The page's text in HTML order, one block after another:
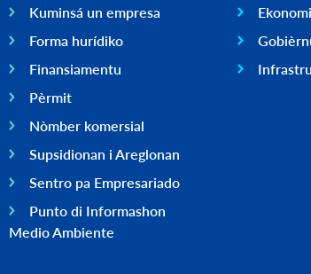
Kuminsá un empresa
Forma hurídiko
Finansiamentu
Pèrmit
Nòmber komersial
Supsidionan i Areglonan
Sentro pa Empresariado
Punto di Informashon
Medio Ambiente